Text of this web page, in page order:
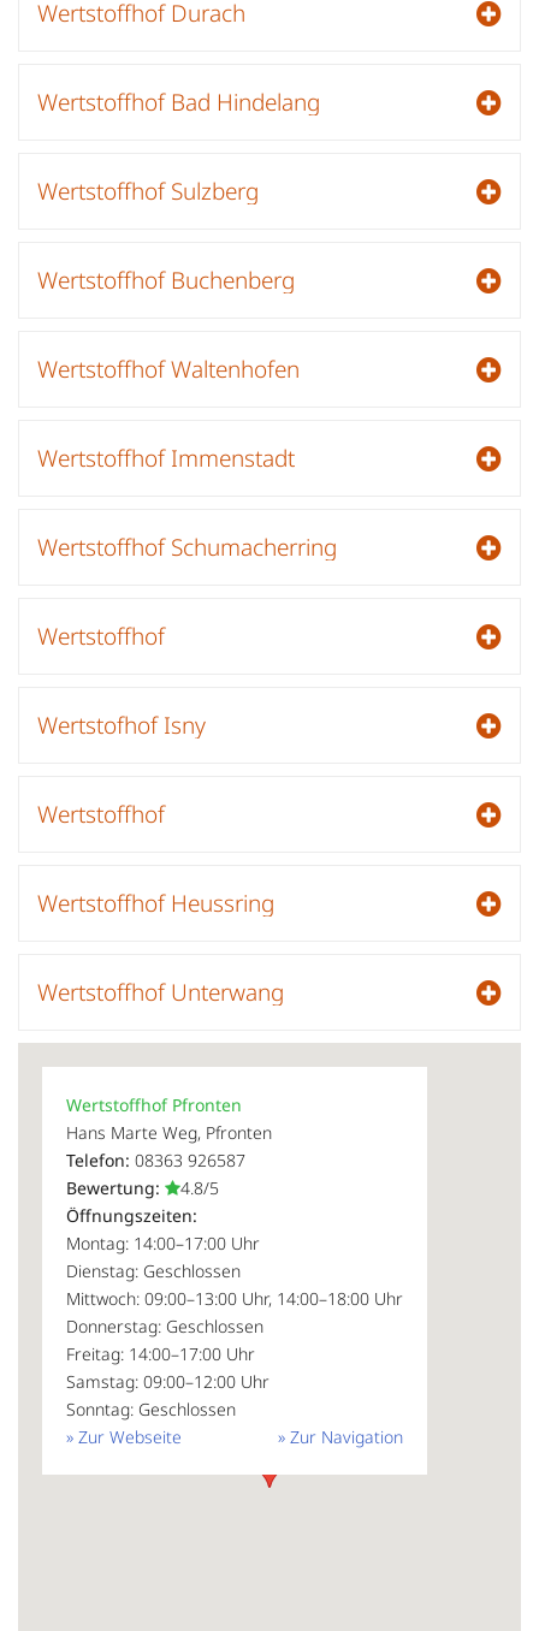
Wertstoffhof Durach
Wertstoffhof Bad Hindelang
Wertstoffhof Sulzberg
Wertstoffhof Buchenberg
Wertstoffhof Waltenhofen
Wertstoffhof Immenstadt
Wertstoffhof Schumacherring
Wertstoffhof
Wertstofhof Isny
Wertstoffhof
Wertstoffhof Heussring
Wertstoffhof Unterwang
Wertstoffhof Pfronten
Hans Marte Weg, Pfronten
Telefon: 08363 926587
Bewertung:
4.8/5
Öffnungszeiten:
Montag: 14:00–17:00 Uhr
Dienstag: Geschlossen
Mittwoch: 09:00–13:00 Uhr, 14:00–18:00 Uhr
Donnerstag: Geschlossen
Freitag: 14:00–17:00 Uhr
Samstag: 09:00–12:00 Uhr
Sonntag: Geschlossen
» Zur Navigation
» Zur Webseite